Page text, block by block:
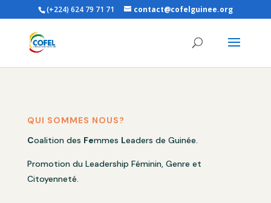
(+224) 624 79 71 71 contact@cofelguinee.org
QUI SOMMES NOUS?
Coalition des Femmes Leaders de Guinée.
Promotion du Leadership Féminin, Genre et
Citoyenneté.